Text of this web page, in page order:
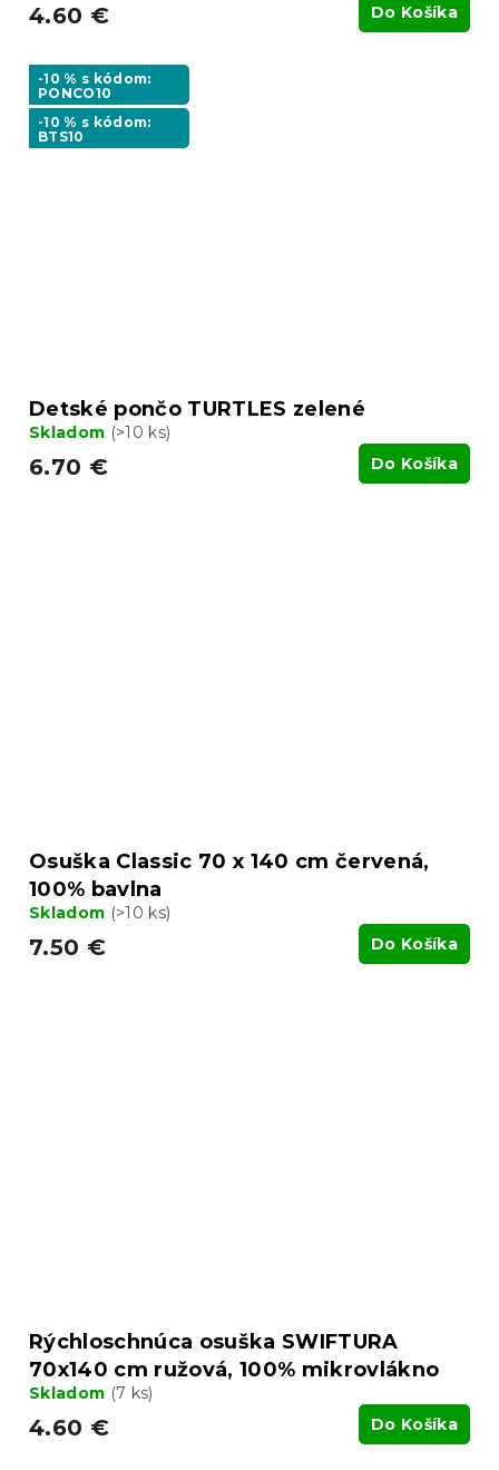
4.60 € Do Košíka
-10 % s kódom:
PONCO10
-10 % s kódom:
BTS10
Detské pončo TURTLES zelené
Skladom (>10 ks)
6.70 € Do Košíka
Osuška Classic 70 x 140 cm červená,
100% bavlna
Skladom (>10 ks)
7.50 € Do Košíka
Rýchloschnúca osuška SWIFTURA
70x140 cm ružová, 100% mikrovlákno
Skladom (7 ks)
4.60 € Do Košíka